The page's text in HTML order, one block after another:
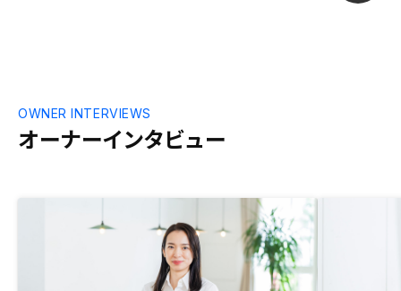
オーナーインタビュー
OWNER INTERVIEWS